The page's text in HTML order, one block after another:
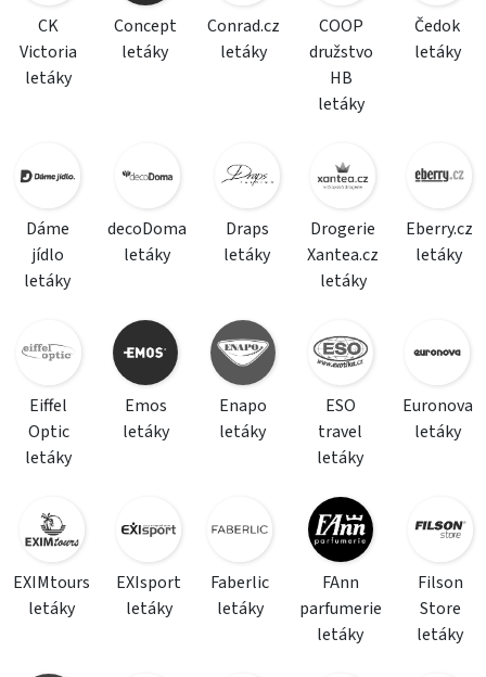
CK
Victoria
letáky
Concept
letáky
Conrad.cz
letáky
COOP
družstvo
HB
letáky
Čedok
letáky
Dáme
jídlo
letáky
decoDoma
letáky
Draps
letáky
Drogerie
Xantea.cz
letáky
Eberry.cz
letáky
Eiffel
Optic
letáky
Emos
letáky
Enapo
letáky
ESO
travel
letáky
Euronova
letáky
EXIMtours
letáky
EXIsport
letáky
Faberlic
letáky
FAnn
parfumerie
letáky
Filson
Store
letáky